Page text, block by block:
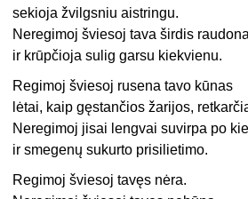
sekioja žvilgsniu aistringu.
Neregimoj šviesoj tava širdis
ir krūpčioja sulig garsu kiekvienu.
Regimoj šviesoj rusena tavo kūnas
lėtai, kaip gęstančios žarijos,
Neregimoj jisai lengvai suvirpa po
ir smegenų sukurto prisilietimo.
Regimoj šviesoj tavęs nėra.